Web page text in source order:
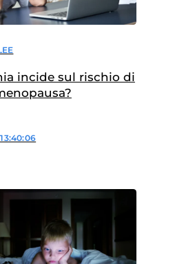
incide sul rischio di